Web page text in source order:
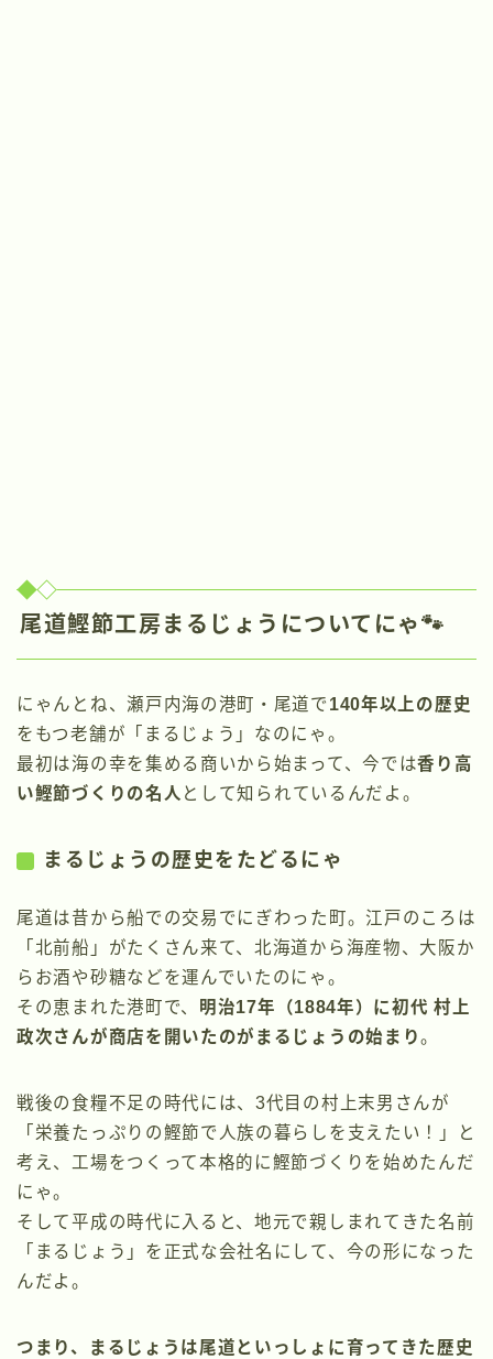
尾道鰹節工房まるじょうについてにゃ🐾
にゃんとね、瀬戸内海の港町・尾道で 140年以上の歴史
をもつ老舗が「まるじょう」なのにゃ。
最初は海の幸を集める商いから始まって、今では香り高
い鰹節づくりの名人 として知られているんだよ。
まるじょうの歴史をたどるにゃ
尾道は昔から船での交易でにぎわった町。江戸のころは
「北前船」がたくさん来て、北海道から海産物、大阪か
らお酒や砂糖などを運んでいたのにゃ。
その恵まれた港町で、 明治17年（1884年）に初代 村上
政次さんが商店を開いたのがまるじょうの始まり。
戦後の食糧不足の時代には、3代目の村上末男さんが
「栄養たっぷりの鰹節で人族の暮らしを支えたい！」と
考え、工場をつくって本格的に鰹節づくりを始めたんだ
にゃ。
そして平成の時代に入ると、地元で親しまれてきた名前
「まるじょう」を正式な会社名にして、今の形になった
んだよ。
つまり、まるじょうは尾道といっしょに育ってきた歴史